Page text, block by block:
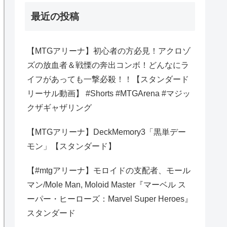
最近の投稿
【MTGアリーナ】初心者の方必見！アクロゾ
ズの放血者＆戦慄の奔出コンボ！どんなにラ
イフがあっても一撃必殺！！【スタンダード
リーサル動画】 #Shorts #MTGArena #マジッ
クザギャザリング
【MTGアリーナ】DeckMemory3「黒単デー
モン」【スタンダード】
【#mtgアリーナ】モロイドの支配者、モール
マン/Mole Man, Moloid Master『マーベル ス
ーパー・ヒーローズ：Marvel Super Heroes』
スタンダード